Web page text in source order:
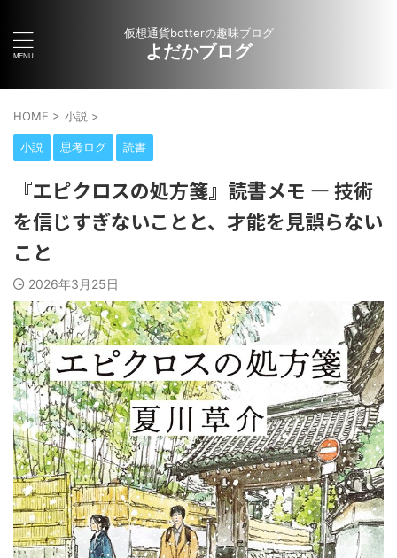
仮想通貨botterの趣味ブログ
よだかブログ
HOME > 小説 >
小説 思考ログ 読書
『エピクロスの処方箋』読書メモ ― 技術
を信じすぎないことと、才能を見誤らない
こと
2026年3月25日